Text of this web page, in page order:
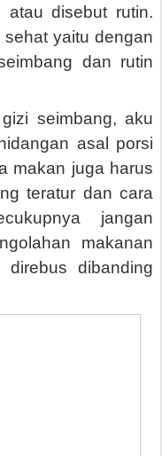
disebut rutin.
yaitu dengan
dan rutin
seimbang, aku
asal porsi
makan juga harus
teratur dan cara
jangan
makanan
dibanding